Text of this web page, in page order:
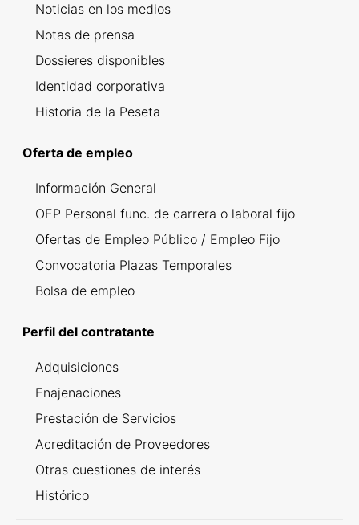
Noticias en los medios
Notas de prensa
Dossieres disponibles
Identidad corporativa
Historia de la Peseta
Oferta de empleo
Información General
OEP Personal func. de carrera o laboral fijo
Ofertas de Empleo Público / Empleo Fijo
Convocatoria Plazas Temporales
Bolsa de empleo
Perfil del contratante
Adquisiciones
Enajenaciones
Prestación de Servicios
Acreditación de Proveedores
Otras cuestiones de interés
Histórico